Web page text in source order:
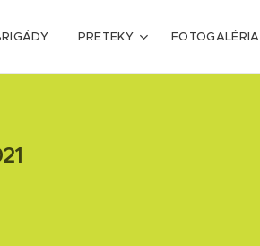
PRETEKY FOTOGALÉRIA